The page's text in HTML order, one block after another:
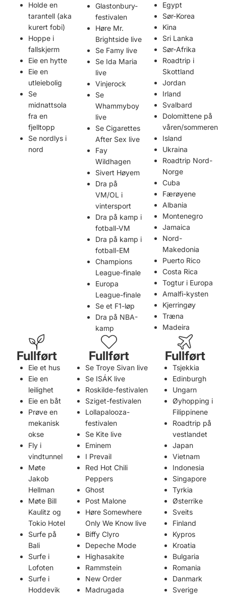
Holde en
tarantell (aka
kurert fobi)
Hoppe i
fallskjerm
Eie en hytte
Eie en
utleiebolig
Se
midnattsola
fra en
fjelltopp
Se nordlys i
nord
Glastonbury-
festivalen
Høre Mr.
Brightside live
Se Famy live
Se Ida Maria
live
Vinjerock
Se
Whammyboy
live
Se Cigarettes
After Sex live
Fay
Wildhagen
Sivert Høyem
Dra på
VM/OL i
vintersport
Dra på kamp i
fotball-VM
Dra på kamp i
fotball-EM
Champions
League-finale
Europa
League-finale
Se et F1-løp
Dra på NBA-
kamp
Egypt
Sør-Korea
Kina
Sri Lanka
Sør-Afrika
Roadtrip i
Skottland
Jordan
Irland
Svalbard
Dolomittene på
våren/sommeren
Island
Ukraina
Roadtrip Nord-
Norge
Cuba
Færøyene
Albania
Montenegro
Jamaica
Nord-
Makedonia
Puerto Rico
Costa Rica
Togtur i Europa
Amalfi-kysten
Kjerringøy
Træna
Madeira
Fullført
Eie et hus
Eie en
leilighet
Eie en båt
Prøve en
mekanisk
okse
Fly i
vindtunnel
Møte
Jakob
Hellman
Møte Bill
Kaulitz og
Tokio Hotel
Surfe på
Bali
Surfe i
Lofoten
Surfe i
Hoddevik
Fullført
Se Troye Sivan live
Se ISÁK live
Roskilde-festivalen
Sziget-festivalen
Lollapalooza-
festivalen
Se Kite live
Eminem
I Prevail
Red Hot Chili
Peppers
Ghost
Post Malone
Høre Somewhere
Only We Know live
Biffy Clyro
Depeche Mode
Highasakite
Rammstein
New Order
Madrugada
Fullført
Tsjekkia
Edinburgh
Ungarn
Øyhopping i
Filippinene
Roadtrip på
vestlandet
Japan
Vietnam
Indonesia
Singapore
Tyrkia
Østerrike
Sveits
Finland
Kypros
Kroatia
Bulgaria
Romania
Danmark
Sverige